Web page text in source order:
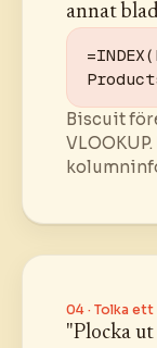
annat
Biscuit
04 · Tolka
"Plocka